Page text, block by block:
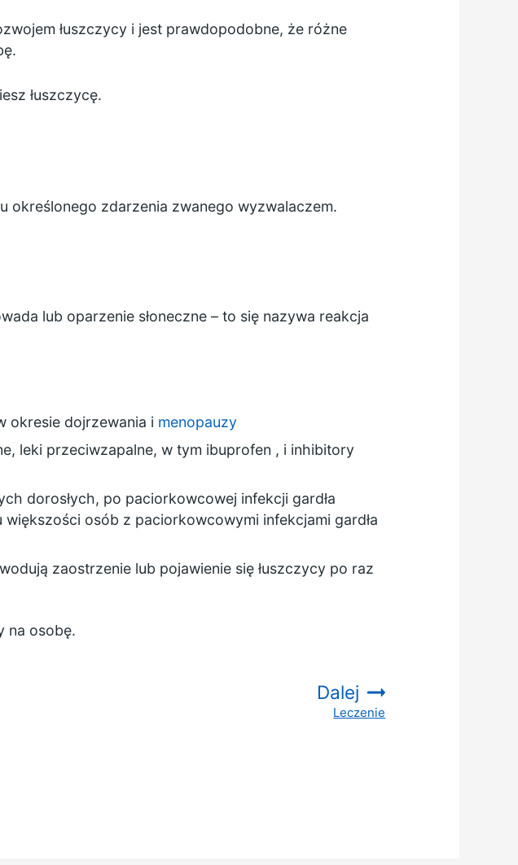
łuszczycy i jest prawdopodobne, że różne
łuszczycę.
określonego zdarzenia zwanego wyzwalaczem.
lub oparzenie słoneczne – to się nazywa reakcja
okresie dojrzewania i menopauzy
leki przeciwzapalne, w tym ibuprofen , i inhibitory
dorosłych, po paciorkowcowej infekcji gardła
osób z paciorkowcowymi infekcjami gardła
zaostrzenie lub pojawienie się łuszczycy po raz
na osobę.
Dalej
:
Leczenie